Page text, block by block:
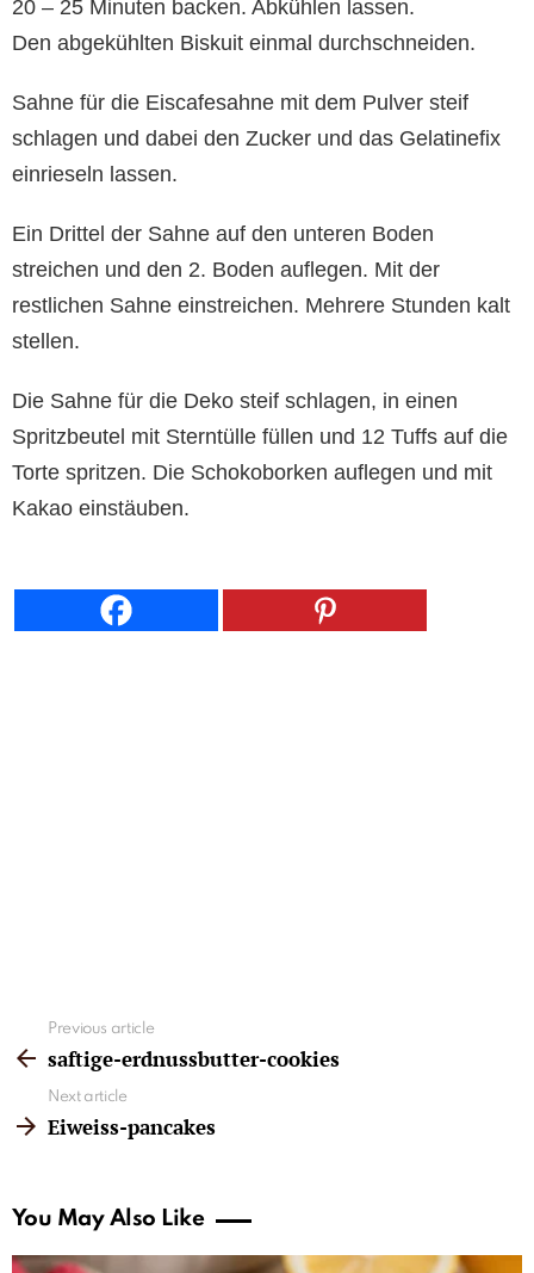
20 – 25 Minuten backen. Abkühlen lassen.
Den abgekühlten Biskuit einmal durchschneiden.
Sahne für die Eiscafesahne mit dem Pulver steif
schlagen und dabei den Zucker und das Gelatinefix
einrieseln lassen.
Ein Drittel der Sahne auf den unteren Boden
streichen und den 2. Boden auflegen. Mit der
restlichen Sahne einstreichen. Mehrere Stunden kalt
stellen.
Die Sahne für die Deko steif schlagen, in einen
Spritzbeutel mit Sterntülle füllen und 12 Tuffs auf die
Torte spritzen. Die Schokoborken auflegen und mit
Kakao einstäuben.
more
Previous article
saftige-erdnussbutter-cookies
Next article
Eiweiss-pancakes
You May Also Like